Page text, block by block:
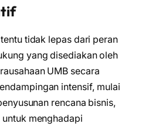
tidak lepas dari peran
yang disediakan oleh
UMB secara
intensif, mulai
rencana bisnis,
menghadapi